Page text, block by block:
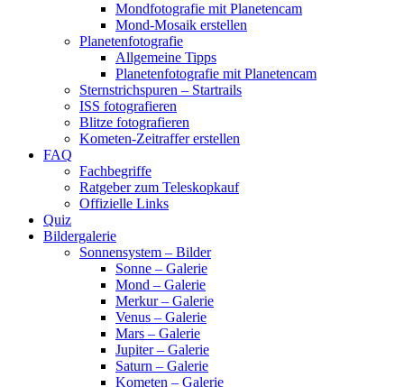
Mondfotografie mit Planetencam
Mond-Mosaik erstellen
Planetenfotografie
Allgemeine Tipps
Planetenfotografie mit Planetencam
Sternstrichspuren – Startrails
ISS fotografieren
Blitze fotografieren
Kometen-Zeitraffer erstellen
FAQ
Fachbegriffe
Ratgeber zum Teleskopkauf
Offizielle Links
Quiz
Bildergalerie
Sonnensystem – Bilder
Sonne – Galerie
Mond – Galerie
Merkur – Galerie
Venus – Galerie
Mars – Galerie
Jupiter – Galerie
Saturn – Galerie
Kometen – Galerie